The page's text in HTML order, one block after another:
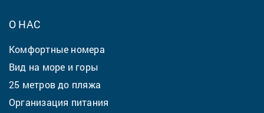
О НАС
Комфортные номера
Вид на море и горы
25 метров до пляжа
Организация питания